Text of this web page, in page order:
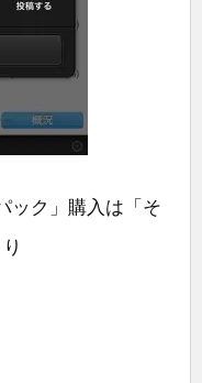
ック」購入は「そ